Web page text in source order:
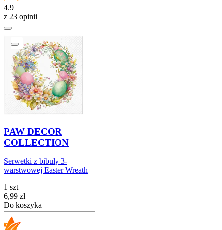
4.9
z 23 opinii
PAW DECOR
COLLECTION
Serwetki z bibuły 3-
warstwowej Easter Wreath
1 szt
Cena
6,99 zł
Do koszyka